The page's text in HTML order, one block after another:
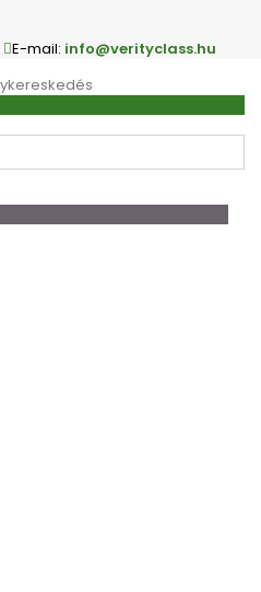
E-mail: info@verityclass.hu